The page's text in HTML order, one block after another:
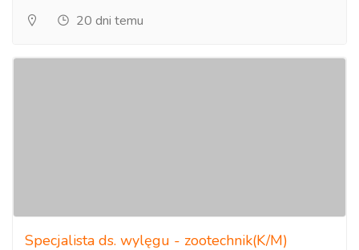
20 dni temu
Specjalista ds. wylęgu - zootechnik(K/M)